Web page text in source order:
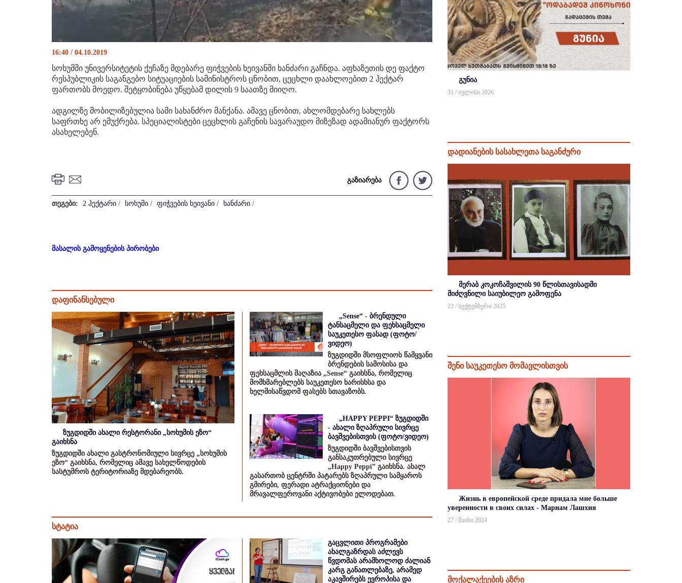
16:40 / 04.10.2019
სოხუმში უნივერსიტეტის ქუჩაზე მდებარე ფიჭვების ხეივანში ხანძარი გაჩნდა. აფხაზეთის დე ფაქტო
რესპუბლიკის საგანგებო სიტუაციების სამინისტროს ცნობით, ცეცხლი დაახლოებით 2 ჰექტარ
ფართობს მოედო. შეტყობინება უწყებამ დილის 9 საათზე მიიღო.
ადგილზე მობილიზებულია სამი სახანძრო მანქანა. ამავე ცნობით, ახლომდებარე სახლებს
საფრთხე არ ემუქრება. სპეციალისტები ცეცხლის გაჩენის სავარაუდო მიზეზად ადამიანურ ფაქტორს
ასახელებენ.
გაზიარება
თეგები: 2 ჰექტარი / სოხუმი / ფიჭვების ხეივანი / ხანძარი /
მასალის გამოყენების პირობები
დაფინანსებული
ზუგდიდში ახალი რესტორანი „სოხუმის ეზო“
გაიხსნა
ზუგდიდში ახალი გასტრონომიული სივრცე „სოხუმის
ეზო“ გაიხსნა, რომელიც ამავე სახელწოდების
სასტუმროს ტერიტორიაზე მდებარეობს.
„Sense“ - ბრენდული
ტანსაცმელი და ფეხსაცმელი
საუკეთესო ფასად (ფოტო/
ვიდეო)
ზუგდიდში მსოფლიოს წამყვანი
ბრენდების სამოსისა და
ფეხსაცმლის მაღაზია „Sense“ გაიხსნა, რომელიც
მომხმარებლებს საუკეთესო ხარისხსა და
ხელმისაწვდომ ფასებს სთავაზობს.
„HAPPY PEPPI“ ზუგდიდში
- ახალი ზღაპრული სივრცე
ბავშვებისთვის (ფოტო/ვიდეო)
ზუგდიდში ბავშვებისთვის
განსაკუთრებული სივრცე
„Happy Peppi” გაიხსნა. ახალ
გასართობ ცენტრში პატარებს ზღაპრული სამყაროს
გმირები, ფერადი ატრაქციონები და
მრავალფეროვანი აქტივობები ელოდებათ.
სტატია
გაცვლითი პროგრამები
ახალგაზრდას აძლევს
წვდომას არამხოლოდ ძალიან
კარგ განათლებაზე, არამედ
აკავშირებს ევროპისა და
გუნია
31 / ივლისი 2026
დადიანების სასახლეთა საგანძური
მერაბ კოკოჩაშვილის 90 წლისთავისადმი
მიძღვნილი საიუბილეო გამოფენა
22 / სექტემბერი 2025
შენი საუკეთესო მომავლისთვის
Жизнь в европейской среде придала мне больше
уверенности в своих силах - Мариам Лашхия
27 / მაისი 2024
მოქალაქეების აზრი